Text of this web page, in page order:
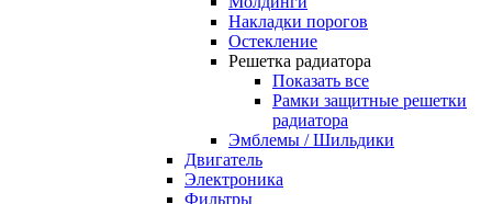
Накладки порогов
Остекление
Решетка радиатора
Показать все
Рамки защитные решетки
радиатора
Эмблемы / Шильдики
Двигатель
Электроника
Фильтры